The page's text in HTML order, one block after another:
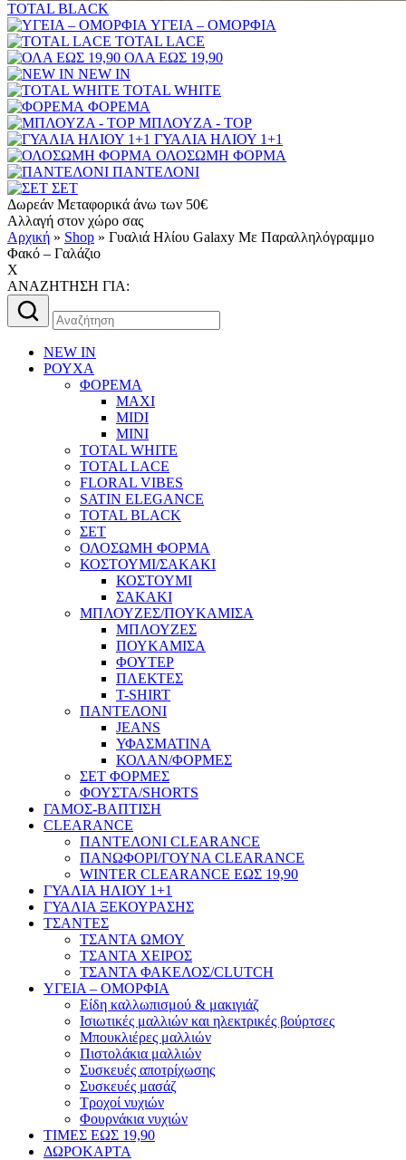
TOTAL BLACK
ΥΓΕΙΑ – ΟΜΟΡΦΙΑ
TOTAL LACE
ΟΛΑ ΕΩΣ 19,90
NEW IN
TOTAL WHITE
ΦΟΡΕΜΑ
ΜΠΛΟΥΖΑ - TOP
ΓΥΑΛΙΑ ΗΛΙΟΥ 1+1
ΟΛΟΣΩΜΗ ΦΟΡΜΑ
ΠΑΝΤΕΛΟΝΙ
ΣΕΤ
Δωρεάν Μεταφορικά άνω των 50€
Αλλαγή στον χώρο σας
Αρχική » Shop » Γυαλιά Ηλίου Galaxy Mε Παραλληλόγραμμο
Φακό – Γαλάζιο
X
AΝΑΖΗΤΗΣΗ ΓΙΑ:
Αναζήτηση
για:
NEW IN
ΡΟΥΧΑ
ΦΟΡΕΜΑ
MAXI
MIDI
MINI
TOTAL WHITE
TOTAL LACE
FLORAL VIBES
SATIN ELEGANCE
TOTAL BLACK
ΣΕΤ
ΟΛΟΣΩΜΗ ΦΟΡΜΑ
ΚΟΣΤΟΥΜΙ/ΣΑΚΑΚΙ
ΚΟΣΤΟΥΜΙ
ΣΑΚΑΚΙ
ΜΠΛΟΥΖΕΣ/ΠΟΥΚΑΜΙΣΑ
ΜΠΛΟΥΖΕΣ
ΠΟΥΚΑΜΙΣΑ
ΦΟΥΤΕΡ
ΠΛΕΚΤΕΣ
T-SHIRT
ΠΑΝΤΕΛΟΝΙ
JEANS
ΥΦΑΣΜΑΤΙΝΑ
ΚΟΛΑΝ/ΦΟΡΜΕΣ
ΣΕΤ ΦΟΡΜΕΣ
ΦΟΥΣΤΑ/SHORTS
ΓΑΜΟΣ-ΒΑΠΤΙΣΗ
CLEARANCE
ΠΑΝΤΕΛΟΝΙ CLEARANCE
ΠΑΝΩΦΟΡΙ/ΓΟΥΝΑ CLEARANCE
WINTER CLEARANCE ΕΩΣ 19,90
ΓΥΑΛΙΑ ΗΛΙΟΥ 1+1
ΓΥΑΛΙΑ ΞΕΚΟΥΡΑΣΗΣ
ΤΣΑΝΤΕΣ
ΤΣΑΝΤΑ ΩΜΟΥ
ΤΣΑΝΤΑ ΧΕΙΡΟΣ
ΤΣΑΝΤΑ ΦΑΚΕΛΟΣ/CLUTCH
ΥΓΕΙΑ – ΟΜΟΡΦΙΑ
Είδη καλλωπισμού & μακιγιάζ
Ισιωτικές μαλλιών και ηλεκτρικές βούρτσες
Μπουκλιέρες μαλλιών
Πιστολάκια μαλλιών
Συσκευές αποτρίχωσης
Συσκευές μασάζ
Τροχοί νυχιών
Φουρνάκια νυχιών
ΤΙΜΕΣ ΕΩΣ 19,90
ΔΩΡΟΚΑΡΤΑ